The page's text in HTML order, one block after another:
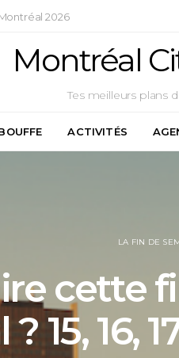
2026
Montréal
Tes meilleurs plans
ACTIVITÉS
LA FIN DE
cette
15, 16,